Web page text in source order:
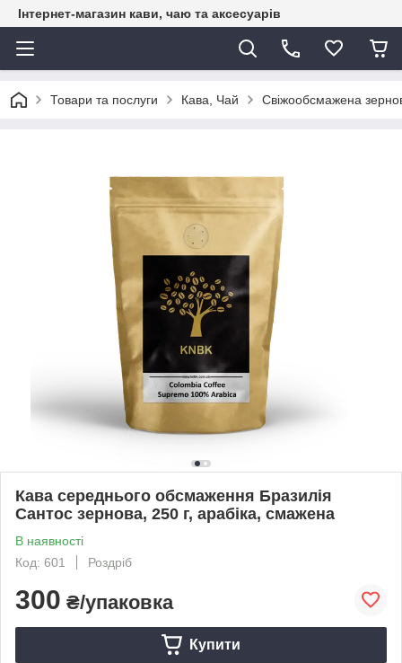
Інтернет-магазин кави, чаю та аксесуарів
Товари та послуги Кава, Чай Свіжообсмажена
Кава середнього обсмаження Бразилія
Сантос зернова, 250 г, арабіка, смажена
В наявності
Код: 601
Роздріб
300 ₴/упаковка
Купити